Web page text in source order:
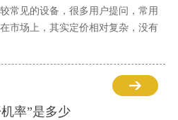
常见的设备，很多用户提问，常用
市场上，其实定价相对复杂，没有
率”是多少